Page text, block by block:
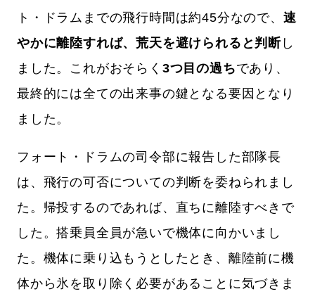
ト・ドラムまでの飛行時間は約45分なので、 速
やかに離陸すれば、荒天を避けられると判断 し
ました。これがおそらく 3つ目の過ちであり、
最終的には全ての出来事の鍵となる要因となり
ました。
フォート・ドラムの司令部に報告した部隊長
は、飛行の可否についての判断を委ねられまし
た。帰投するのであれば、直ちに離陸すべきで
した。搭乗員全員が急いで機体に向かいまし
た。機体に乗り込もうとしたとき、離陸前に機
体から氷を取り除く必要があることに気づきま